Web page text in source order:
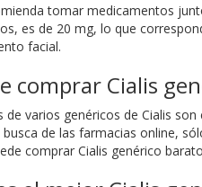
tomar medicamentos
es de 20 mg, lo que
facial.
comprar Cialis
de varios genéricos de Cialis
de las farmacias online,
comprar Cialis genérico